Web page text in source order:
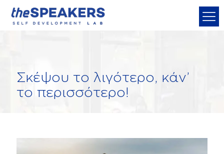
Σκέψου το λιγότερο, κάν’
το περισσότερο!